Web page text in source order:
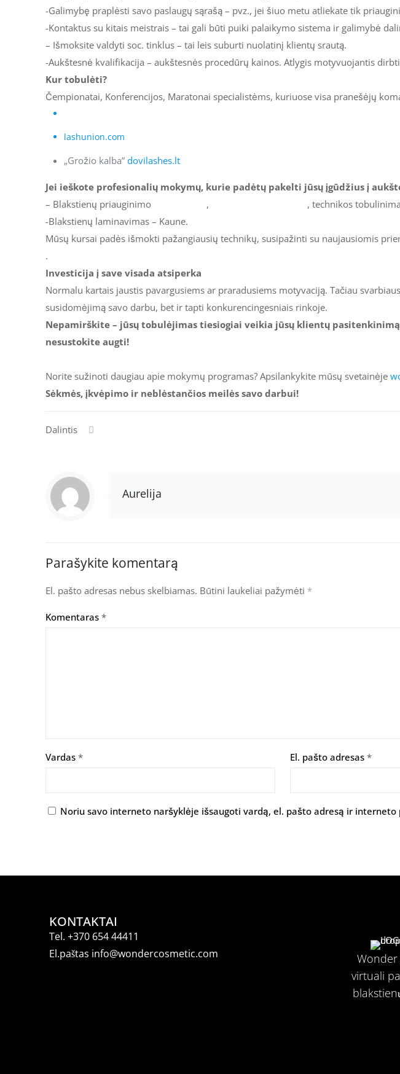
-Galimybę praplėsti savo paslaugų sąrašą – pvz., jei šiuo metu atliekate tik
-Kontaktus su kitais meistrais – tai gali būti puiki palaikymo sistema ir galimybė
– Išmoksite valdyti soc. tinklus – tai leis suburti nuolatinį klientų srautą.
-Aukštesnė kvalifikacija – aukštesnės procedūrų kainos. Atlygis motyvuojantis
Kur tobulėti?
Čempionatai, Konferencijos, Maratonai specialistėms, kuriuose visa pranešėjų
lashunion.com
„Grožio kalba”dovilashes.lt
Jei ieškote profesionalių mokymų, kurie padėtų pakelti jūsų įgūdžius į
– Blakstienų priauginimo
,
, technikos
-Blakstienų laminavimas – Kaune.
Mūsų kursai padės išmokti pažangiausių technikų, susipažinti su naujausiomis
.
Investicija į save visada atsiperka
Normalu kartais jaustis pavargusiems ar praradusiems motyvaciją. Tačiau
susidomėjimą savo darbu, bet ir tapti konkurencingesniais rinkoje.
Nepamirškite – jūsų tobulėjimas tiesiogiai veikia jūsų klientų
nesustokite augti!
Norite sužinoti daugiau apie mokymų programas? Apsilankykite mūsų svetainėje
Sėkmės, įkvėpimo ir neblėstančios meilės savo darbui!
Dalintis
Aurelija
Parašykite komentarą
El. pašto adresas nebus skelbiamas. Būtini laukeliai pažymėti *
Komentaras *
Vardas * El. pašto adresas*
Noriu savo interneto naršyklėje išsaugoti vardą, el. pašto adresą ir
KONTAKTAI
Tel. +370 654 44411
El.paštas info@wondercosmetic.com
Wonder
virtuali